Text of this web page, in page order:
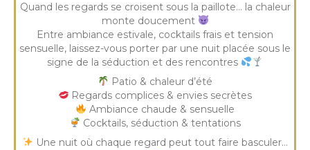
Quand les regards se croisent sous la paillote… la chaleur
monte doucement
Entre ambiance estivale, cocktails frais et tension
sensuelle, laissez-vous porter par une nuit placée sous le
signe de la séduction et des rencontres
Patio & chaleur d’été
Regards complices & envies secrètes
Ambiance chaude & sensuelle
Cocktails, séduction & tentations
Une nuit où chaque regard peut tout faire basculer…